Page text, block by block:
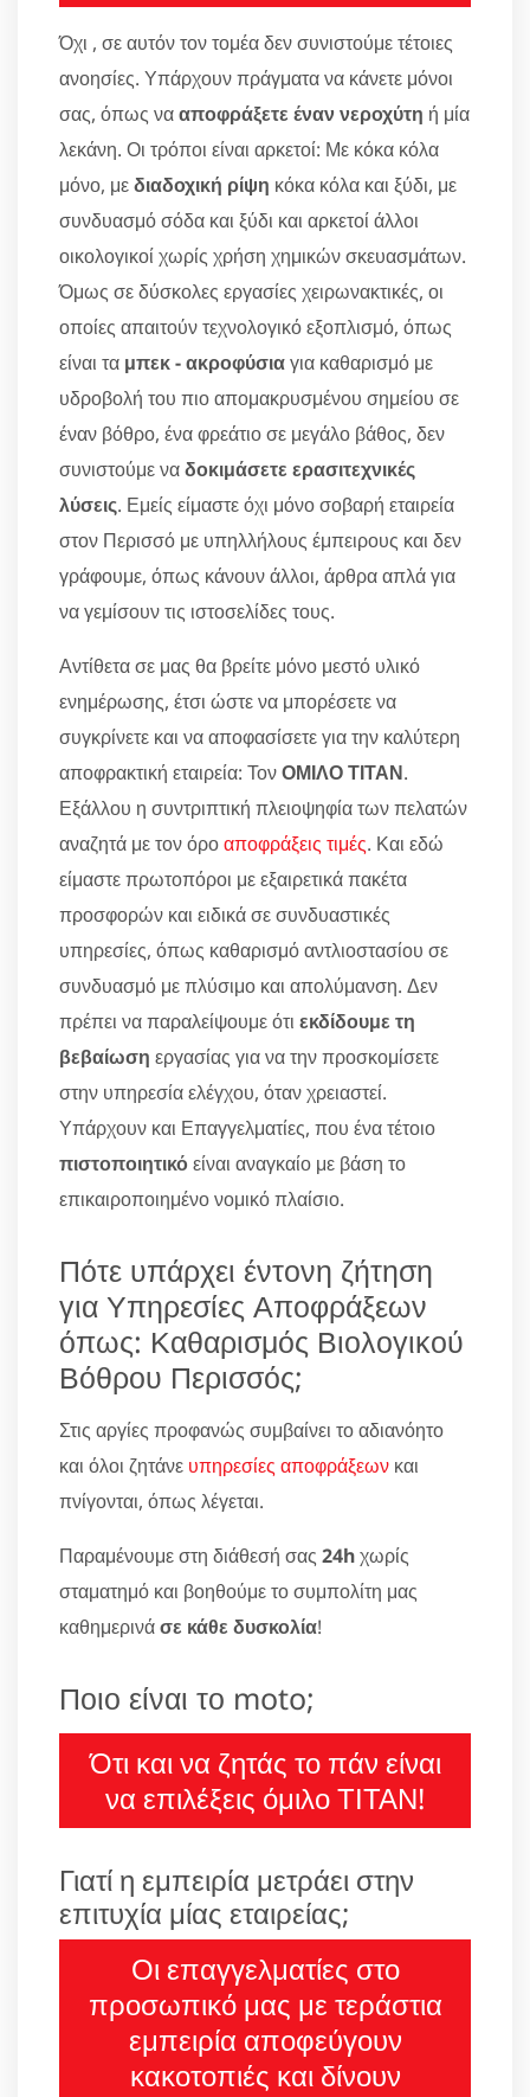
Όχι , σε αυτόν τον τομέα δεν συνιστούμε τέτοιες
ανοησίες. Υπάρχουν πράγματα να κάνετε μόνοι
σας, όπως νααποφράξετε έναν νεροχύτη ή μία
λεκάνη. Οι τρόποι είναι αρκετοί: Με κόκα κόλα
μόνο, μεδιαδοχική ρίψη κόκα κόλα και ξύδι, με
συνδυασμό σόδα και ξύδι και αρκετοί άλλοι
οικολογικοί χωρίς χρήση χημικών σκευασμάτων.
Όμως σε δύσκολες εργασίες χειρωνακτικές, οι
οποίες απαιτούν τεχνολογικό εξοπλισμό, όπως
είναι τα μπεκ - ακροφύσιαγια καθαρισμό με
υδροβολή του πιο απομακρυσμένου σημείου σε
έναν βόθρο, ένα φρεάτιο σε μεγάλο βάθος, δεν
συνιστούμε ναδοκιμάσετε ερασιτεχνικές
λύσεις. Εμείς είμαστε όχι μόνο σοβαρή εταιρεία
στον Περισσό με υπηλλήλους έμπειρους και δεν
γράφουμε, όπως κάνουν άλλοι, άρθρα απλά για
να γεμίσουν τις ιστοσελίδες τους.
Αντίθετα σε μας θα βρείτε μόνο μεστό υλικό
ενημέρωσης, έτσι ώστε να μπορέσετε να
συγκρίνετε και να αποφασίσετε για την καλύτερη
αποφρακτική εταιρεία: ΤονΟΜΙΛΟ ΤΙΤΑΝ.
Εξάλλου η συντριπτική πλειοψηφία των πελατών
αναζητά με τον όροαποφράξεις τιμές. Και εδώ
είμαστε πρωτοπόροι με εξαιρετικά πακέτα
προσφορών και ειδικά σε συνδυαστικές
υπηρεσίες, όπως καθαρισμό αντλιοστασίου σε
συνδυασμό με πλύσιμο και απολύμανση. Δεν
πρέπει να παραλείψουμε ότι εκδίδουμε τη
βεβαίωση εργασίας για να την προσκομίσετε
στην υπηρεσία ελέγχου, όταν χρειαστεί.
Υπάρχουν και Επαγγελματίες, που ένα τέτοιο
πιστοποιητικόείναι αναγκαίο με βάση το
επικαιροποιημένο νομικό πλαίσιο.
Πότε υπάρχει έντονη ζήτηση
για Υπηρεσίες Αποφράξεων
όπως: Καθαρισμός Βιολογικού
Βόθρου Περισσός;
Στις αργίες προφανώς συμβαίνει το αδιανόητο
και όλοι ζητάνε υπηρεσίες αποφράξεων και
πνίγονται, όπως λέγεται.
Παραμένουμε στη διάθεσή σας 24hχωρίς
σταματημό και βοηθούμε το συμπολίτη μας
καθημερινάσε κάθε δυσκολία!
Ποιο είναι το moto;
Ότι και να ζητάς το πάν είναι
να επιλέξεις όμιλο ΤΙΤΑΝ!
Γιατί η εμπειρία μετράει στην
επιτυχία μίας εταιρείας;
Οι επαγγελματίες στο
προσωπικό μας με τεράστια
εμπειρία αποφεύγουν
κακοτοπιές και δίνουν